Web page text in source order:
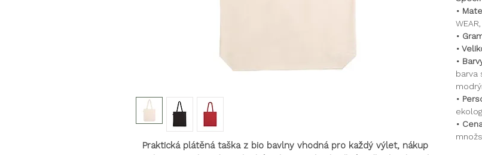
Praktická plátěná taška z bio bavlny vhodná pro každý výlet, nákup
•
•
•
•
barva
•
•